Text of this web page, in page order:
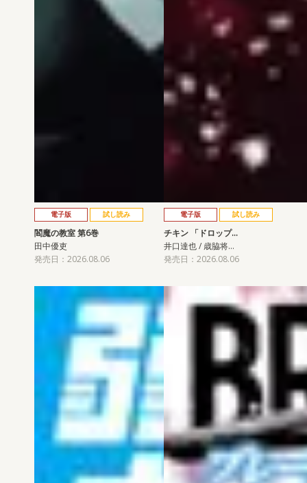
電子版 試し読み
閻魔の教室 第6巻
田中優吏
発売日：2026.08.06
電子版 試し読み
チキン 「ドロップ…
井口達也 / 歳脇将…
発売日：2026.08.06